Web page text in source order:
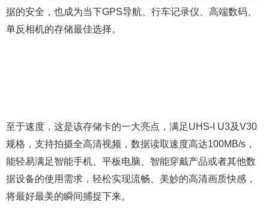
据的安全，也成为当下GPS导航、行车记录仪、高端数码、
单反相机的存储最佳选择。
至于速度，这是该存储卡的一大亮点，满足UHS-I U3及V30
规格，支持拍摄全高清视频，数据读取速度高达100MB/s，
能轻易满足智能手机、平板电脑、智能穿戴产品或者其他数
据设备的使用需求，轻松实现流畅、美妙的高清画质快感，
将最好最美的瞬间捕捉下来。